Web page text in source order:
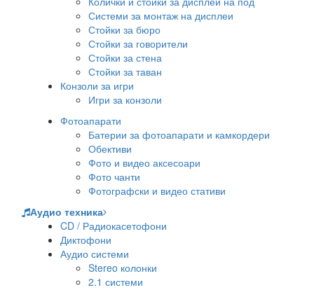
Системи за монтаж на дисплеи
Стойки за бюро
Стойки за говорители
Стойки за стена
Стойки за таван
Конзоли за игри
Игри за конзоли
Фотоапарати
Батерии за фотоапарати и камкордери
Обективи
Фото и видео аксесоари
Фото чанти
Фотографски и видео стативи
Аудио техника
CD / Радиокасетофони
Диктофони
Аудио системи
Stereo колонки
2.1 системи